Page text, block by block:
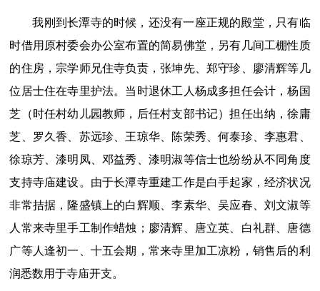
我刚到长潭寺的时候，还没有一座正规的殿堂，只有临
时借用原村委会办公室布置的简易佛堂，另有几间工棚性质
的住房，宗学师兄住寺负责，张坤先、郑守珍、廖清辉等几
位居士住在寺里护法。当时退休工人杨成多担任会计，杨国
芝（时任村幼儿园教师，后任村支部书记）担任出纳，徐庸
芝、罗久香、苏远珍、王琼华、陈荣秀、何泰珍、李惠君、
徐琼芳、漆明凤、邓益秀、漆明淑等信士也纷纷从不同角度
支持寺庙建设。由于长潭寺重建工作是白手起家，经济状况
非常拮据，隆盛镇上的白辉顺、李素华、吴应春、刘文淑等
人常来寺里手工制作蜡烛；廖清辉、唐立英、白礼群、唐德
广等人逢初一、十五会期，常来寺里加工凉粉，销售后的利
润悉数用于寺庙开支。